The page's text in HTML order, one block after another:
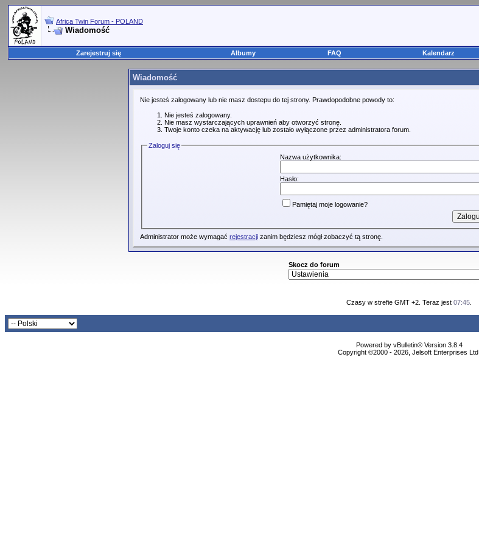
Africa Twin Forum - POLAND
Wiadomość
Zarejestruj się Albumy FAQ Kalendarz
Wiadomość
Nie jesteś zalogowany lub nie masz dostepu do tej strony. Prawdopodobne powody to:
Nie jesteś zalogowany.
Nie masz wystarczających uprawnień aby otworzyć stronę.
Twoje konto czeka na aktywację lub zostało wyłączone przez administratora forum.
Zaloguj się
Nazwa użytkownika:
Hasło:
Pamiętaj moje logowanie?
Administrator może wymagać rejestracji zanim będziesz mógł zobaczyć tą stronę.
Skocz do forum
Czasy w strefie GMT +2. Teraz jest 07:45
Powered by vBulletin® Version 3.8.4
Copyright ©2000 - 2026, Jelsoft Enterprises Ltd.